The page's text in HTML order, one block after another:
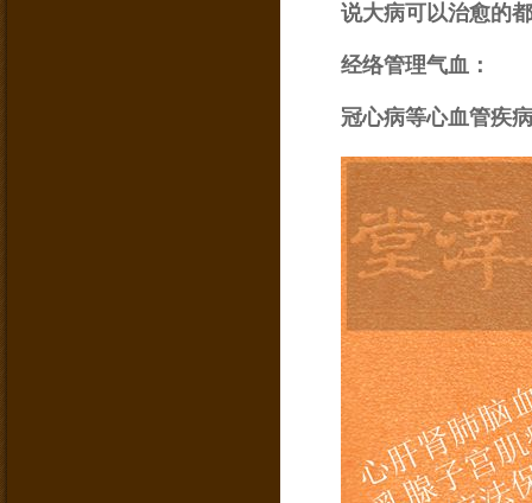
说大病可以治愈的
经络管理气血：
冠心病等心血管疾